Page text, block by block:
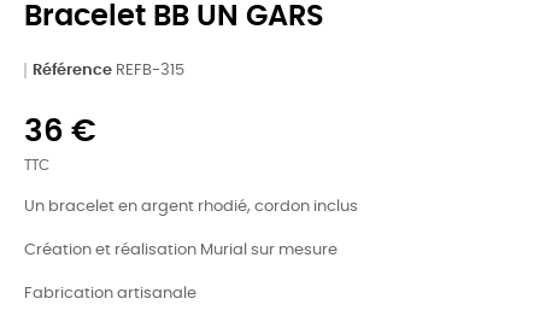
Bracelet BB UN GARS
Référence REFB-315
36 €
TTC
Un bracelet en argent rhodié, cordon inclus
Création et réalisation Murial sur mesure
Fabrication artisanale